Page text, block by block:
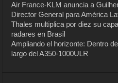
Air France-KLM anuncia a
Director General para América
Thales multiplica por diez su
radares en Brasil
Ampliando el horizonte: Dentro
largo del A350-1000ULR